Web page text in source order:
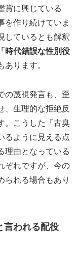
賞に興じている
を作り続けていま
しているとも解釈
「時代錯誤な性別役
ります。
の蔑視発言も、歪
、生理的な拒絶反
。こうした
「古臭
るように見える点
理由となっている
ぞれですが、今の
られる場合もあり
言われる配役